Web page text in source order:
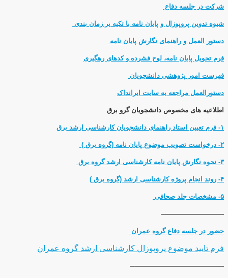
شرکت در جلسه دفاع
شیوه تدوین پروپوزال و پایان نامه با تکیه بر زمان بندی
دستور العمل و راهنمای نگارش پایان نامه
فرم تحویل پایان نامه، لوح فشرده و کدهای رهگیری
فهرست امور پژوهشی دانشجویان
دستورالعمل مراجعه به سایت ایرانداک
اطلاعیه های مخصوص دانشجویان گرو برق
۱- فرم تعیین استاد راهنمای دانشجویان کارشناسی ارشد برق
۲- درخواست تصویب موضوع پایان نامه (گروه برق )
۳- نحوه نگارش پایان نامه کارشناسی ارشد گروه برق
۴- روند انجام پروژه کارشناسی ارشد (گروه برق )
۵- مشخصات جلد صحافی
—————————–
حضور در جلسه دفاع گروه عمران
فرم تایید موضوع پروپوزال کارشناسی ارشد گروه عمران
———————————–